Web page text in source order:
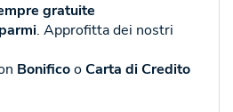
gratuite
. Approfitta dei nostri
BonificooCarta di Credito